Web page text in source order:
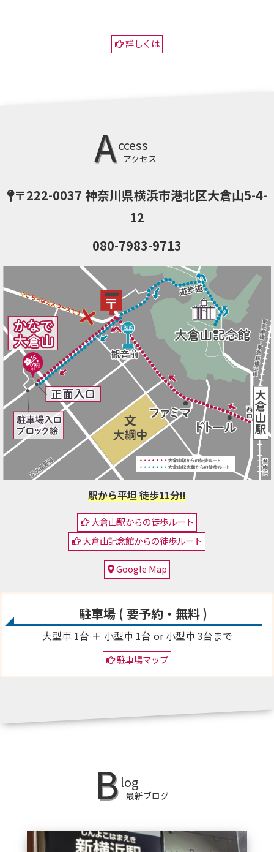
詳しくは
Access
アクセス
〒222-0037 神奈川県横浜市港北区大倉山5-4-
12
080-7983-9713
駅から平坦 徒歩11分!!
大倉山駅からの徒歩ルート
大倉山記念館からの徒歩ルート
Google Map
駐車場 ( 要予約・無料 )
大型車 1台 ＋ 小型車 1台 or小型車 3台まで
駐車場マップ
Blog
最新ブログ